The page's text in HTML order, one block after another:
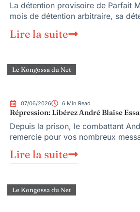
La détention provisoire de Parfait
mois de détention arbitraire, sa
Lire la suite
Le Kongossa du Net
07/06/2026 6 Min Read
Répression: Libérez André Blaise
Depuis la prison, le combattant
remercie pour vos nombreux
Lire la suite
Le Kongossa du Net